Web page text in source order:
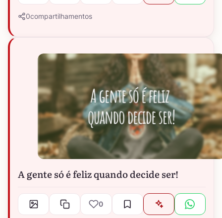
0compartilhamentos
A gente só é feliz quando decide ser!
0